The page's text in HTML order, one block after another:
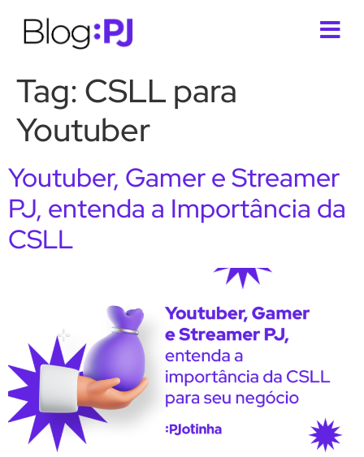
Tag: CSLL para
Youtuber
Youtuber, Gamer e Streamer
PJ, entenda a Importância da
CSLL